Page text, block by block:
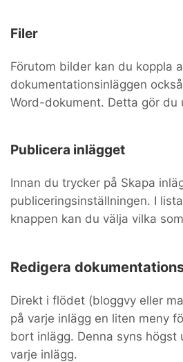
Filer
Förutom bilder kan du koppla
dokumentationsinläggen
Word-dokument. Detta gör du
Publicera inlägget
Innan du trycker på Skapa
publiceringsinställningen. I
knappen kan du välja vilka
Redigera
Direkt i flödet (bloggvy eller
på varje inlägg en liten meny
bort inlägg. Denna syns högst
varje inlägg.